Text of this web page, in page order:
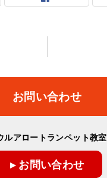
お問い合わせ
ルアロートランペット教室
▸ お問い合わせ